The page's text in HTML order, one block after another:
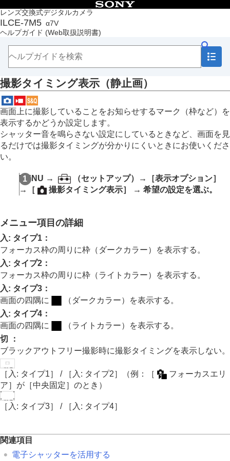
レンズ交換式デジタルカメラ
ILCE-7M5 α7V
ヘルプガイド (Web取扱説明書)
目次
トップページ
ヘルプガイドの使いかた
本体と付属品を確認する
本機の基本操作
準備/基本的な撮影
MENU一覧から機能を探す
撮影機能を活用する
この章の目次
撮影モードを選ぶ
自分撮り動画やVlog撮影に便利な機能
フォーカス機能を使う
露出/測光を調整する
Log撮影の設定
画像に効果を加える
セルフタイマー （動画）
インターバル撮影機能
より高画質の静止画を撮影する
画質や記録形式を設定する
タッチ機能を使う
シャッターの設定
サイレントモード設定
シャッター方式
撮影開始表示 （静止画）
電子先幕シャッター
レンズなしレリーズ
フリッカーレス設定
フラッシュを使う
撮影タイミング表示 （静止画）
画面上に撮影していることをお知らせするマーク（枠など）を
表示するかどうか設定します。
シャッター音を鳴らさない設定にしているときなど、画面を見
るだけでは撮影タイミングが分かりにくいときにお使いくださ
い。
MENU → （セットアップ）→
［表示オプション］
→
［ 撮影タイミング表示］ → 希望の設定を選ぶ。
メニュー項目の詳細
入: タイプ1 ：
フォーカス枠の周りに枠（ダークカラー）を表示する。
入: タイプ2 ：
フォーカス枠の周りに枠（ライトカラー）を表示する。
入: タイプ3 ：
画面の四隅に
（ダークカラー）を表示する。
入: タイプ4 ：
画面の四隅に
（ライトカラー）を表示する。
切
：
ブラックアウトフリー撮影時に撮影タイミングを表示しない。
［入: タイプ1］ / ［入: タイプ2］ （例： ［
フォーカスエリ
ア］ が ［中央固定］ のとき）
［入: タイプ3］ / ［入: タイプ4］
関連項目
電子シャッターを活用する